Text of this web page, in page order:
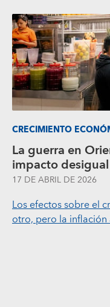
CRECIMIENTO
La guerra en
impacto
17 DE ABRIL DE 2026
Los efectos sobre el
otro, pero la